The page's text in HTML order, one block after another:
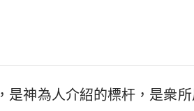
，是神為人介紹的標杆，是衆